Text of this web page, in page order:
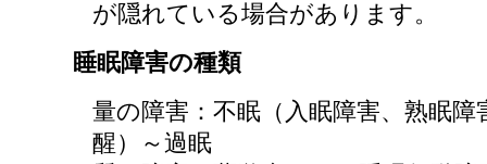
が隠れている場合があります。
睡眠障害の種類
量の障害：不眠（入眠障害、熟眠障
醒）～過眠